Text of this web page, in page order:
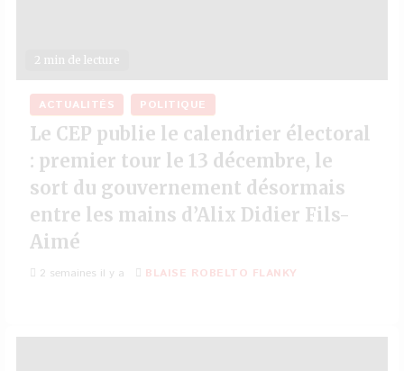
2 min de lecture
ACTUALITÉS POLITIQUE
Le CEP publie le calendrier électoral
: premier tour le 13 décembre, le
sort du gouvernement désormais
entre les mains d’Alix Didier Fils-
Aimé
2 semaines il y a BLAISE ROBELTO FLANKY